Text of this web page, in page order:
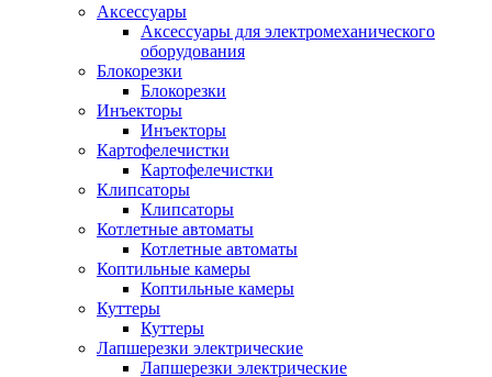
Аксессуары
Аксессуары для электромеханического
оборудования
Блокорезки
Блокорезки
Инъекторы
Инъекторы
Картофелечистки
Картофелечистки
Клипсаторы
Клипсаторы
Котлетные автоматы
Котлетные автоматы
Коптильные камеры
Коптильные камеры
Куттеры
Куттеры
Лапшерезки электрические
Лапшерезки электрические